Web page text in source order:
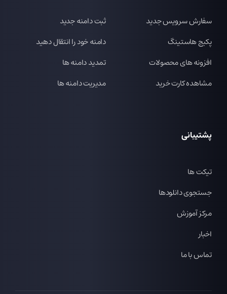
سفارش سرویس جدید
پکیج هاستینگ
افزونه های محصولات
مشاهده کارت خرید
ثبت دامنه جدید
دامنه خود را انتقال دهید
تمدید دامنه ها
مدیریت دامنه ها
پشتیبانی
تیکت ها
جستجوی دانلودها
مرکز آموزش
اخبار
تماس با ما